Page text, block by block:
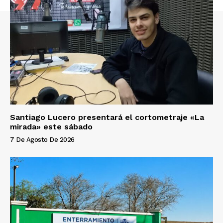
Santiago Lucero presentará el cortometraje «La
mirada» este sábado
7 De Agosto De 2026